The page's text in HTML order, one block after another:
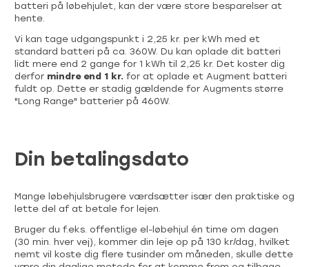
batteri på løbehjulet, kan der være store besparelser at
hente.
Vi kan tage udgangspunkt i 2,25 kr. per kWh med et
standard batteri på ca. 360W. Du kan oplade dit batteri
lidt mere end 2 gange for 1 kWh til 2,25 kr. Det koster dig
derfor mindre end 1 kr. for at oplade et Augment batteri
fuldt op. Dette er stadig gældende for Augments større
"Long Range" batterier på 460W.
Din betalingsdato
Mange løbehjulsbrugere værdsætter især den praktiske og
lette del af at betale for lejen.
Bruger du f.eks. offentlige el-løbehjul én time om dagen
(30 min. hver vej), kommer din leje op på 130 kr/dag, hvilket
nemt vil koste dig flere tusinder om måneden, skulle dette